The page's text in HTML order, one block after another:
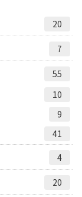
20
7
55
10
9
41
4
20